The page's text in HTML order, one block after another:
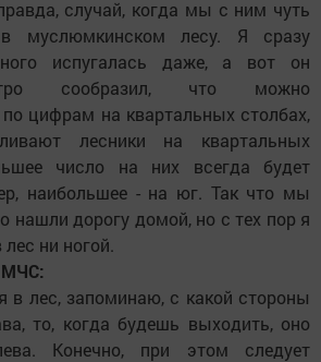
случай, когда мы с ним чуть
муслюмкинском лесу. Я сразу
испугалась даже, а вот он
сообразил, что можно
по цифрам на квартальных столбах,
лесники на квартальных
число на них всегда будет
наибольшее - на юг. Так что мы
нашли дорогу домой, но с тех пор я
ни ногой.
МЧС:
в лес, запоминаю, с какой стороны
то, когда будешь выходить, оно
Конечно, при этом следует